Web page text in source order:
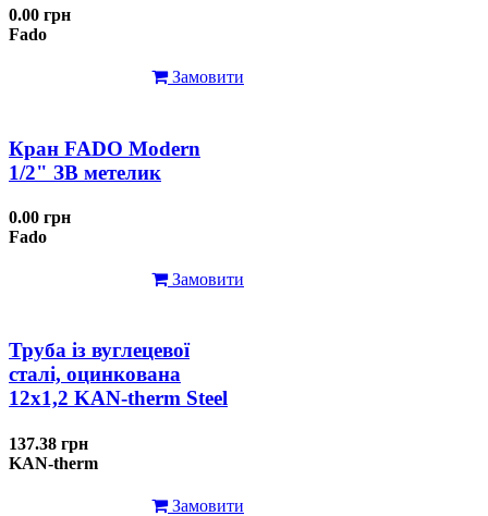
0.00 грн
Fado
Замовити
Кран FADO Modern
1/2" ЗВ метелик
0.00 грн
Fado
Замовити
Труба із вуглецевої
сталі, оцинкована
12x1,2 KAN-therm Steel
137.38 грн
KAN-therm
Замовити